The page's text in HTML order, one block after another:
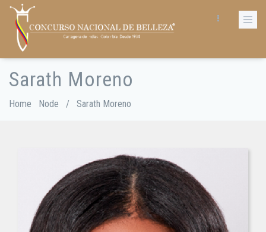
Skip
main
content
Sarath Moreno
Breadcrumb
Home Node / Sarath Moreno